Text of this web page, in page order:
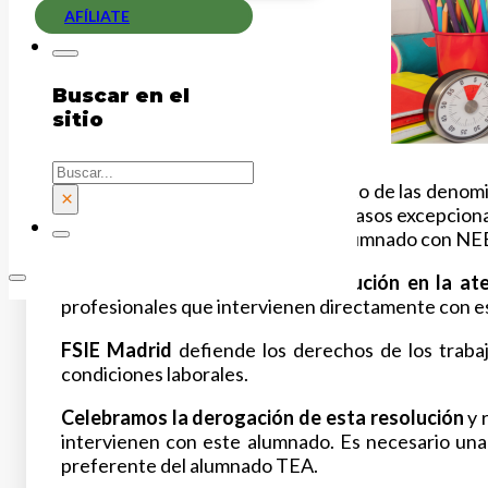
AFÍLIATE
Buscar en el
sitio
Buscar
×
Estas directrices de funcionamiento de las
ratio del alumnado
por aula para casos
debía colaborar en la atención al alumnado con
disminución en la
profesionales que intervienen directamente con
FSIE Madrid defiende los derechos de los
condiciones laborales.
Celebramos la derogación de esta resolucióny
intervienen con este alumnado. Es necesario
preferente del alumnado TEA.